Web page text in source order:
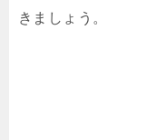
きましょう。